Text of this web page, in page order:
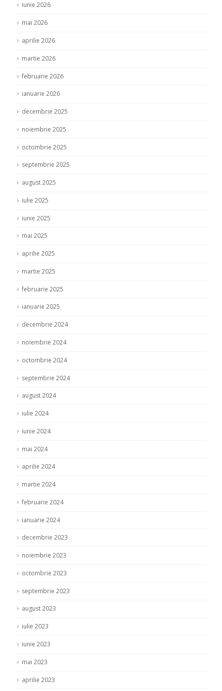
iunie 2026
mai 2026
aprilie 2026
martie 2026
februarie 2026
ianuarie 2026
decembrie 2025
noiembrie 2025
octombrie 2025
septembrie 2025
august 2025
iulie 2025
iunie 2025
mai 2025
aprilie 2025
martie 2025
februarie 2025
ianuarie 2025
decembrie 2024
noiembrie 2024
octombrie 2024
septembrie 2024
august 2024
iulie 2024
iunie 2024
mai 2024
aprilie 2024
martie 2024
februarie 2024
ianuarie 2024
decembrie 2023
noiembrie 2023
octombrie 2023
septembrie 2023
august 2023
iulie 2023
iunie 2023
mai 2023
aprilie 2023